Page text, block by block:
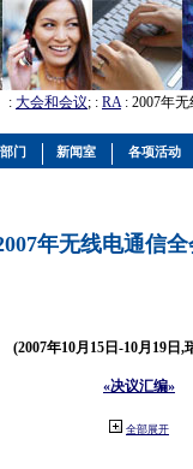
: 大会和会议; : RA: 2007年
年无线电通信
(2007年10月15日-10月19日,
«决议汇编»
全部展开
门 新闻室 各项活动